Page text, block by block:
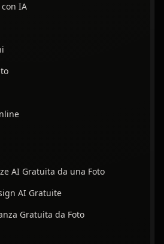
IA
AI Gratuita da una Foto
AI Gratuite
Gratuita da Foto